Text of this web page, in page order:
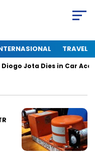
TRAVEL
Jota Dies in Car